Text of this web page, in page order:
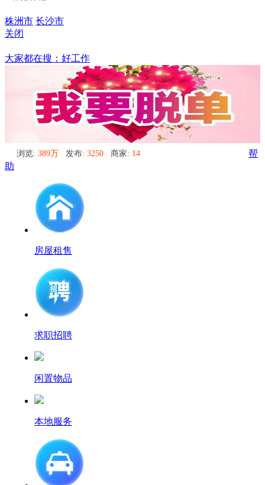
株洲市 长沙市
关闭
大家都在搜：好工作
浏览: 389万 发布: 3250 商家: 14
帮
助
房屋租售
求职招聘
闲置物品
本地服务